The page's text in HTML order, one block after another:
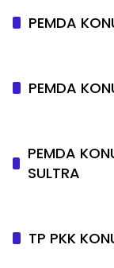
PEMDA
PEMDA
PEMDA
SULTRA
TP PKK